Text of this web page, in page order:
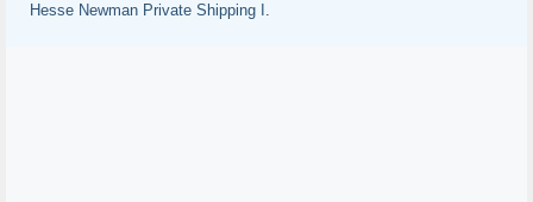
Hesse Newman Private Shipping I .